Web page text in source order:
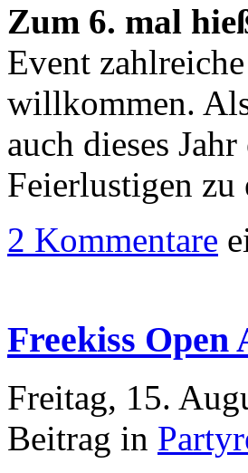
Zum 6. mal
Event
willkommen.
auch dieses
Feierlustigen zu
2 Kommentare
Freekiss
Freitag, 15.
Beitrag in